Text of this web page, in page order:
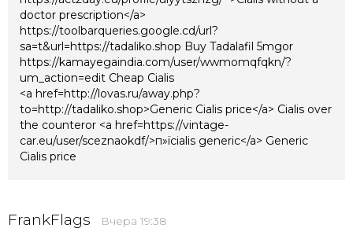
doctor prescription</a>
https://toolbarqueries.google.cd/url?
sa=t&url=https://tadaliko.shop Buy Tadalafil 5mgor
https://kamayegaindia.com/user/wwmomqfqkn/?
um_action=edit Cheap Cialis
<a href=http://lovas.ru/away.php?
to=http://tadaliko.shop>Generic Cialis price</a> Cialis over
the counteror <a href=https://vintage-
car.eu/user/sceznaokdf/>п»їcialis generic</a> Generic
Cialis price
FrankFlags Вчера 19:38